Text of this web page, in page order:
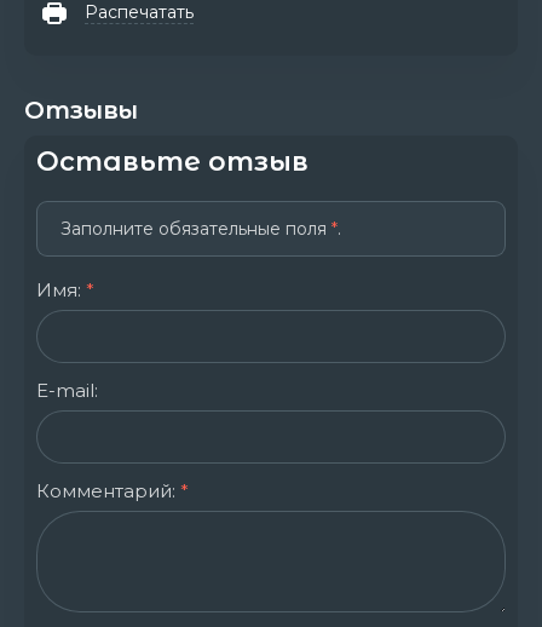
Распечатать
Отзывы
Оставьте отзыв
Заполните обязательные поля *.
Имя: *
E-mail:
Комментарий: *